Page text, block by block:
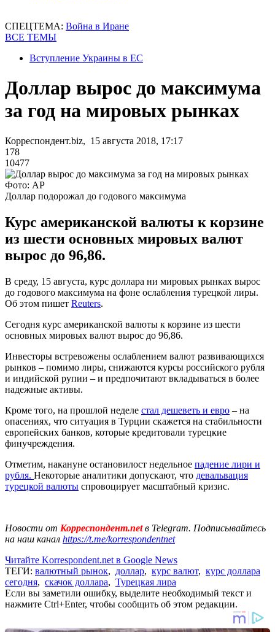
СПЕЦТЕМА: Война в Иране
ВСЕ ТЕМЫ
Вступление Украины в ЕС
Доллар вырос до максимума
за год на мировых рынках
Корреспондент.biz, 15 августа 2018, 17:17
178
10477
Фото: AP
Доллар подорожал до годового максимума
Курс американской валюты к корзине
из шести основных мировых валют
вырос до 96,86.
В среду, 15 августа, курс доллара ни мировых рынках вырос
до годового максимума на фоне ослабления турецкой лиры.
Об этом пишет Reuters.
Сегодня курс американской валюты к корзине из шести
основных мировых валют вырос до 96,86.
Инвесторы встревожены ослаблением валют развивающихся
рынков – помимо лиры, снижаются курсы российского рубля
и индийской рупии – и предпочитают вкладываться в более
надежные активы.
Кроме того, на прошлой неделе стал дешеветь и евро – на
опасениях, что ситуация в Турции скажется на стабильности
европейских банков, которые кредитовали турецкие
финучреждения.
Отметим, накануне остановилост недельное падение лири и
рубля. Некоторые аналитики допускают, что девальвация
турецкой валюты спровоцирует масштабный кризис.
Новости от Корреспондент.netв Telegram. Подписывайтесь
на наш канал https://t.me/korrespondentnet
Читайте Korrespondent.net в Google News
ТЕГИ: валютный рынок, доллар, курс валют, курс доллара
сегодня, скачок доллара, Турецкая лира
Если вы заметили ошибку, выделите необходимый текст и
нажмите Ctrl+Enter, чтобы сообщить об этом редакции.